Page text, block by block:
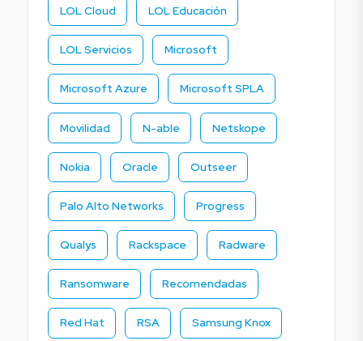
LOL Cloud LOL Educación
LOL Servicios Microsoft
Microsoft Azure Microsoft SPLA
Movilidad N-able Netskope
Nokia Oracle Outseer
Palo Alto Networks Progress
Qualys Rackspace Radware
Ransomware Recomendadas
Red Hat RSA Samsung Knox